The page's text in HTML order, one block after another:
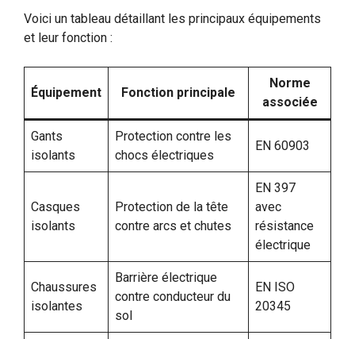
Voici un tableau détaillant les principaux équipements
et leur fonction :
Équipement Fonction principale
Norme
associée
Gants
isolants
Protection contre les
chocs électriques
EN 60903
Casques
isolants
Protection de la tête
contre arcs et chutes
EN 397
avec
résistance
électrique
Chaussures
isolantes
Barrière électrique
contre conducteur du
sol
EN ISO
20345